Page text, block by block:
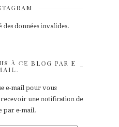
données invalides.
À CE BLOG PAR E-
e-mail pour vous
une notification de
par e-mail.